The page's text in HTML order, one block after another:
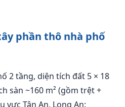
phần thô nhà phố
2 tầng, diện tích đất 5 × 18
sàn ~160 m² (gồm trệt +
vực Tân An, Long An: